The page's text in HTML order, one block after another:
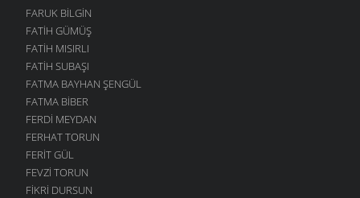
FARUK BILGIN
FATIH GÜMÜŞ
FATIH MISIRLI
FATIH SUBAŞI
FATMA BAYHAN ŞENGÜL
FATMA BIBER
FERDI MEYDAN
FERHAT TORUN
FERIT GÜL
FEVZI TORUN
FIKRI DURSUN